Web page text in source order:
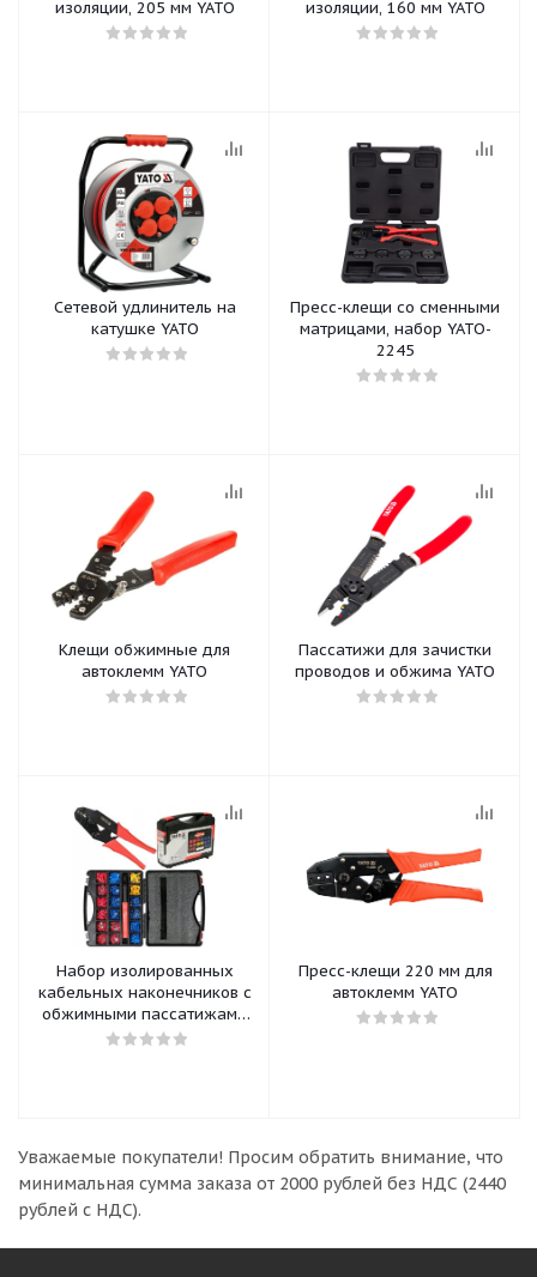
изоляции, 205 мм YATO изоляции, 160 мм YATO
Сетевой удлинитель на
катушке YATO
Пресс-клещи со сменными
матрицами, набор YATO-
2245
Клещи обжимные для
автоклемм YATO
Пассатижи для зачистки
проводов и обжима YATO
Набор изолированных
кабельных наконечников с
обжимными пассатижами
YATO
Пресс-клещи 220 мм для
автоклемм YATO
Уважаемые покупатели! Просим обратить внимание, что
минимальная сумма заказа от 2000 рублей без НДС (2440
рублей с НДС).